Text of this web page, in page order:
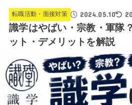
転職活動・面接対策 2024.05.10
識学はやばい・宗教・軍隊
ット・デメリットを解説